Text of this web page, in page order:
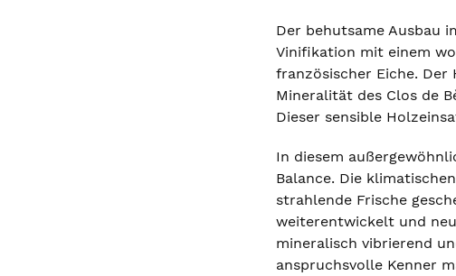
Der behutsame Ausbau
Vinifikation mit einem
französischer Eiche.
Mineralität des Clos de
Dieser sensible
In diesem
Balance. Die
strahlende Frische
weiterentwickelt und
mineralisch vibrierend
anspruchsvolle Kenner